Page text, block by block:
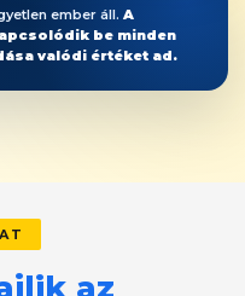
ember áll. A
be minden
valódi értéket ad.
az